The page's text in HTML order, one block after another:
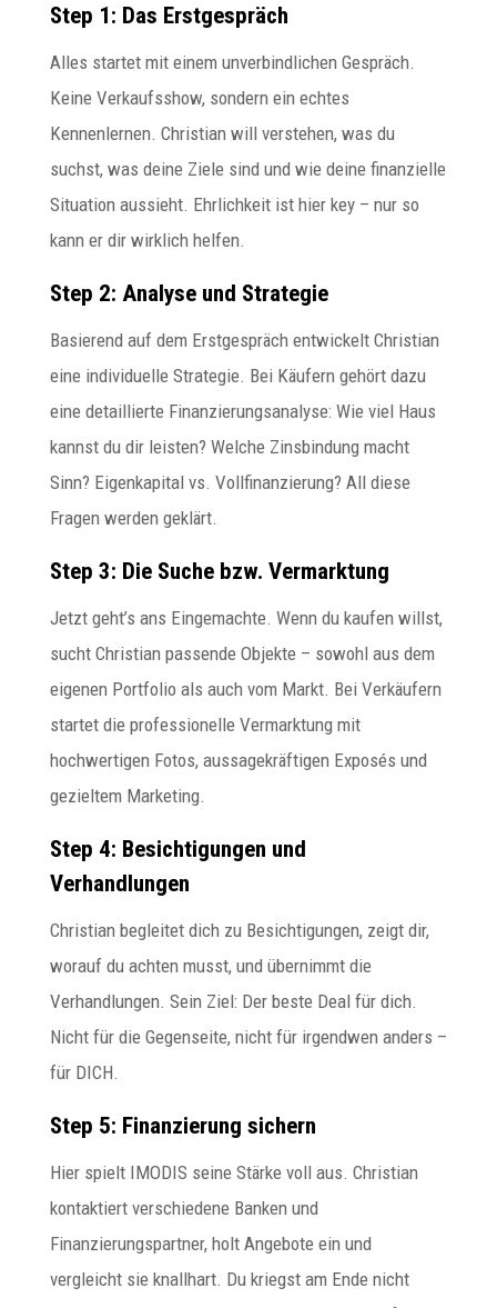
Step 1: Das Erstgespräch
Alles startet mit einem unverbindlichen Gespräch.
Keine Verkaufsshow, sondern ein echtes
Kennenlernen. Christian will verstehen, was du
suchst, was deine Ziele sind und wie deine finanzielle
Situation aussieht. Ehrlichkeit ist hier key – nur so
kann er dir wirklich helfen.
Step 2: Analyse und Strategie
Basierend auf dem Erstgespräch entwickelt Christian
eine individuelle Strategie. Bei Käufern gehört dazu
eine detaillierte Finanzierungsanalyse: Wie viel Haus
kannst du dir leisten? Welche Zinsbindung macht
Sinn? Eigenkapital vs. Vollfinanzierung? All diese
Fragen werden geklärt.
Step 3: Die Suche bzw. Vermarktung
Jetzt geht’s ans Eingemachte. Wenn du kaufen willst,
sucht Christian passende Objekte – sowohl aus dem
eigenen Portfolio als auch vom Markt. Bei Verkäufern
startet die professionelle Vermarktung mit
hochwertigen Fotos, aussagekräftigen Exposés und
gezieltem Marketing.
Step 4: Besichtigungen und
Verhandlungen
Christian begleitet dich zu Besichtigungen, zeigt dir,
worauf du achten musst, und übernimmt die
Verhandlungen. Sein Ziel: Der beste Deal für dich.
Nicht für die Gegenseite, nicht für irgendwen anders –
für DICH.
Step 5: Finanzierung sichern
Hier spielt IMODIS seine Stärke voll aus. Christian
kontaktiert verschiedene Banken und
Finanzierungspartner, holt Angebote ein und
vergleicht sie knallhart. Du kriegst am Ende nicht